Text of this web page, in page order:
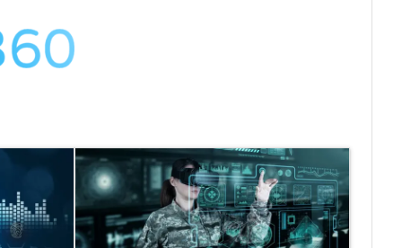
Soluzioni aziendali
Cultura cyber
News, attualità e